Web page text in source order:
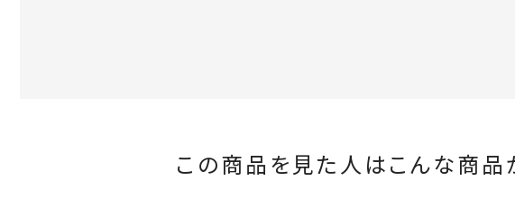
この商品を見た人はこんな商品